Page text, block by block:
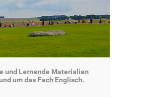
und Lernende Materialien
um das Fach Englisch.